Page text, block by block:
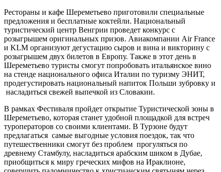
Рестораны и кафе Шереметьево приготовили специальные
предложения и бесплатные коктейли. Национальный
туристический центр Венгрии проведет конкурс с
розыгрышем оригинальных призов. Авиакомпании Air France
и KLM организуют дегустацию сыров и вина и викторину с
розыгрышем двух билетов в Европу. Также в этот день в
Шереметьево туристы смогут попробовать итальянское вино
на стенде национального офиса Италии по туризму ЭНИТ,
продегустировать национальный напиток Польши зубровку и
насладиться свежей выпечкой из Словакии.
В рамках Фестиваля пройдет открытие Туристической зоны в
Шереметьево, которая станет удобной площадкой для встреч
туроператоров со своими клиентами. В Турзоне будут
предлагаться самые выгодные условия поездок, так что
путешественники смогут без проблем прогуляться по
древнему Стамбулу, насладиться арабским шиком в Дубае,
приобщиться к миру греческих мифов на Ираклионе,